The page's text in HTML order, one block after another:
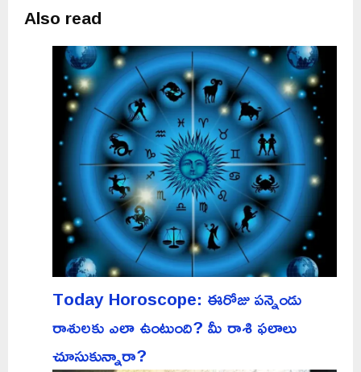
Also read
Today Horoscope: ఈరోజు పన్నెండు
రాశులకు ఎలా ఉంటుంది? మీ రాశి ఫలాలు
చూసుకున్నారా?